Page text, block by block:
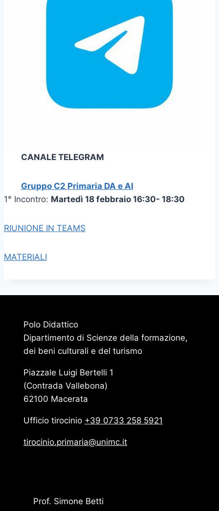
CANALE TELEGRAM
Gruppo C2 Primaria DA e AI
1° Incontro: Martedì 18 febbraio 16:30- 18:30
RIUNIONE IN TEAMS
MATERIALI
Polo Didattico
Dipartimento di Scienze della formazione,
dei beni culturali e del turismo
Piazzale Luigi Bertelli 1
(Contrada Vallebona)
62100 Macerata
Ufficio tirocinio +39 0733 258 5921
tirocinio.primaria@unimc.it
Prof. Simone Betti